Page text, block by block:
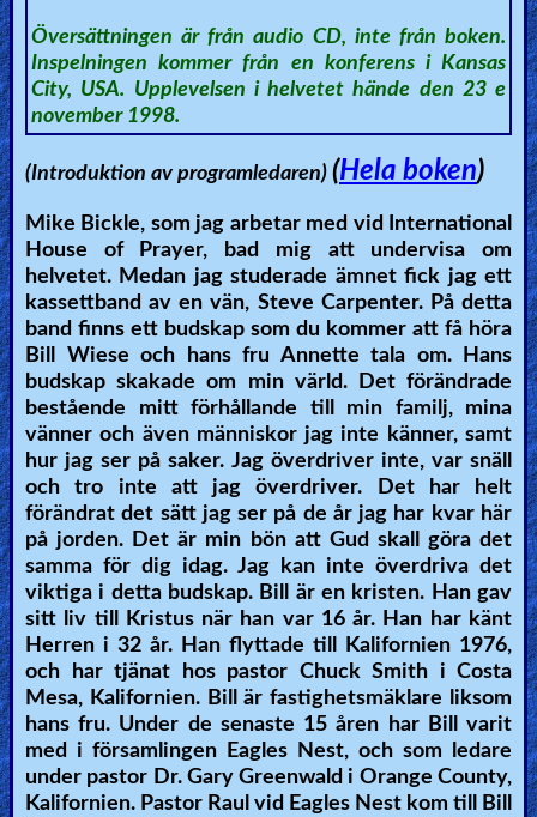
Movies
🎞
CBN
Videos
🎞
Kids
Videos
🎞
Worship
Music
🎞
Vids
for
New
Believers
Heaven
Översättningen är från audio CD, inte från boken.
Inspelningen kommer från en konferens i Kansas
City, USA. Upplevelsen i helvetet hände den 23 e
november 1998.
(Introduktion av programledaren) (Hela boken)
Mike Bickle, som jag arbetar med vid International
House of Prayer, bad mig att undervisa om
helvetet. Medan jag studerade ämnet fick jag ett
kassettband av en vän, Steve Carpenter. På detta
band finns ett budskap som du kommer att få höra
Bill Wiese och hans fru Annette tala om. Hans
budskap skakade om min värld. Det förändrade
bestående mitt förhållande till min familj, mina
vänner och även människor jag inte känner, samt
hur jag ser på saker. Jag överdriver inte, var snäll
och tro inte att jag överdriver. Det har helt
förändrat det sätt jag ser på de år jag har kvar här
på jorden. Det är min bön att Gud skall göra det
samma för dig idag. Jag kan inte överdriva det
viktiga i detta budskap. Bill är en kristen. Han gav
sitt liv till Kristus när han var 16 år. Han har känt
Herren i 32 år. Han flyttade till Kalifornien 1976,
och har tjänat hos pastor Chuck Smith i Costa
Mesa, Kalifornien. Bill är fastighetsmäklare liksom
hans fru. Under de senaste 15 åren har Bill varit
med i församlingen Eagles Nest, och som ledare
under pastor Dr. Gary Greenwald i Orange County,
Kalifornien. Pastor Raul vid Eagles Nest kom till Bill